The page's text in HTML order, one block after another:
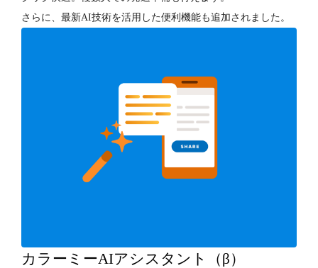
さらに、最新AI技術を活用した便利機能も追加されました。
カラーミーAIアシスタント（β）